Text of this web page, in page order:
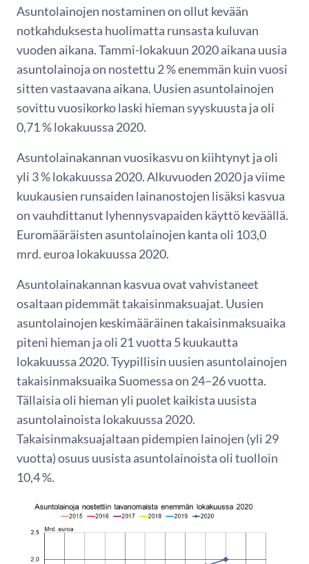
Asuntolainojen nostaminen on ollut kevään
notkahduksesta huolimatta runsasta kuluvan
vuoden aikana. Tammi-lokakuun 2020 aikana uusia
asuntolainoja on nostettu 2 % enemmän kuin vuosi
sitten vastaavana aikana. Uusien asuntolainojen
sovittu vuosikorko laski hieman syyskuusta ja oli
0,71 % lokakuussa 2020.
Asuntolainakannan vuosikasvu on kiihtynyt ja oli
yli 3 % lokakuussa 2020. Alkuvuoden 2020 ja viime
kuukausien runsaiden lainanostojen lisäksi kasvua
on vauhdittanut lyhennysvapaiden käyttö keväällä.
Euromääräisten asuntolainojen kanta oli 103,0
mrd. euroa lokakuussa 2020.
Asuntolainakannan kasvua ovat vahvistaneet
osaltaan pidemmät takaisinmaksuajat. Uusien
asuntolainojen keskimääräinen takaisinmaksuaika
piteni hieman ja oli 21 vuotta 5 kuukautta
lokakuussa 2020. Tyypillisin uusien asuntolainojen
takaisinmaksuaika Suomessa on 24–26 vuotta.
Tällaisia oli hieman yli puolet kaikista uusista
asuntolainoista lokakuussa 2020.
Takaisinmaksuajaltaan pidempien lainojen (yli 29
vuotta) osuus uusista asuntolainoista oli tuolloin
10,4 %.